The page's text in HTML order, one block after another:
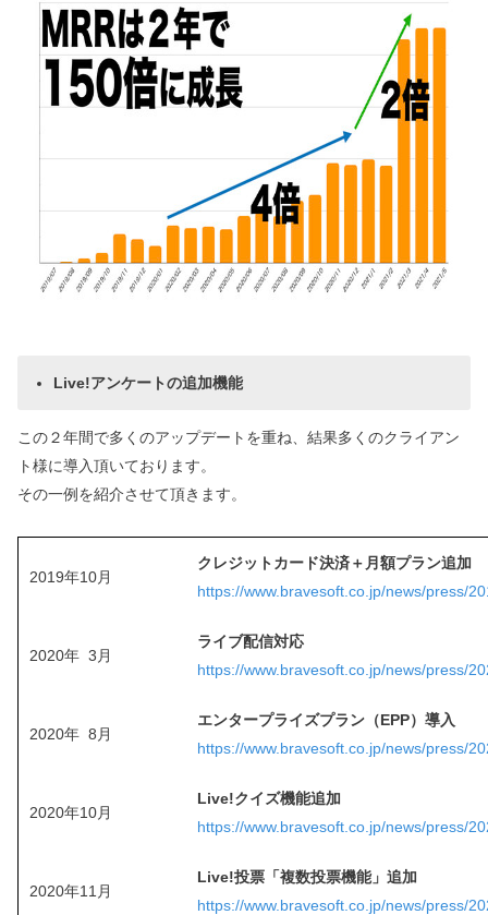
Live!アンケートの追加機能
この２年間で多くのアップデートを重ね、結果多くのクライアン
ト様に導入頂いております。
その一例を紹介させて頂きます。
2019年10月
クレジットカード決済＋月額プラン追加
https://www.bravesoft.co.jp/news/press/
2020年 3月
ライブ配信対応
https://www.bravesoft.co.jp/news/press/
2020年 8月
エンタープライズプラン（EPP）導入
https://www.bravesoft.co.jp/news/press/
2020年10月
Live!クイズ機能追加
https://www.bravesoft.co.jp/news/press/
2020年11月
Live!投票「複数投票機能」追加
https://www.bravesoft.co.jp/news/press/